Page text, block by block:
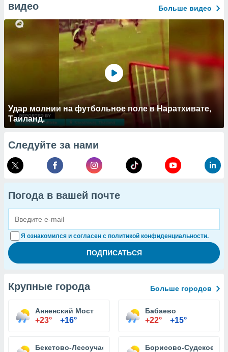
видео Больше видео
Удар молнии на футбольное поле в Наратхивате,
Таиланд.
Следуйте за нами
Погода в вашей почте
Я ознакомился и согласен с политикой конфиденциальности.
Крупные города Больше городов
Анненский Мост
+23° +16°
Бабаево
+22° +15°
Бекетово-Лесоучасток Борисово-Судское